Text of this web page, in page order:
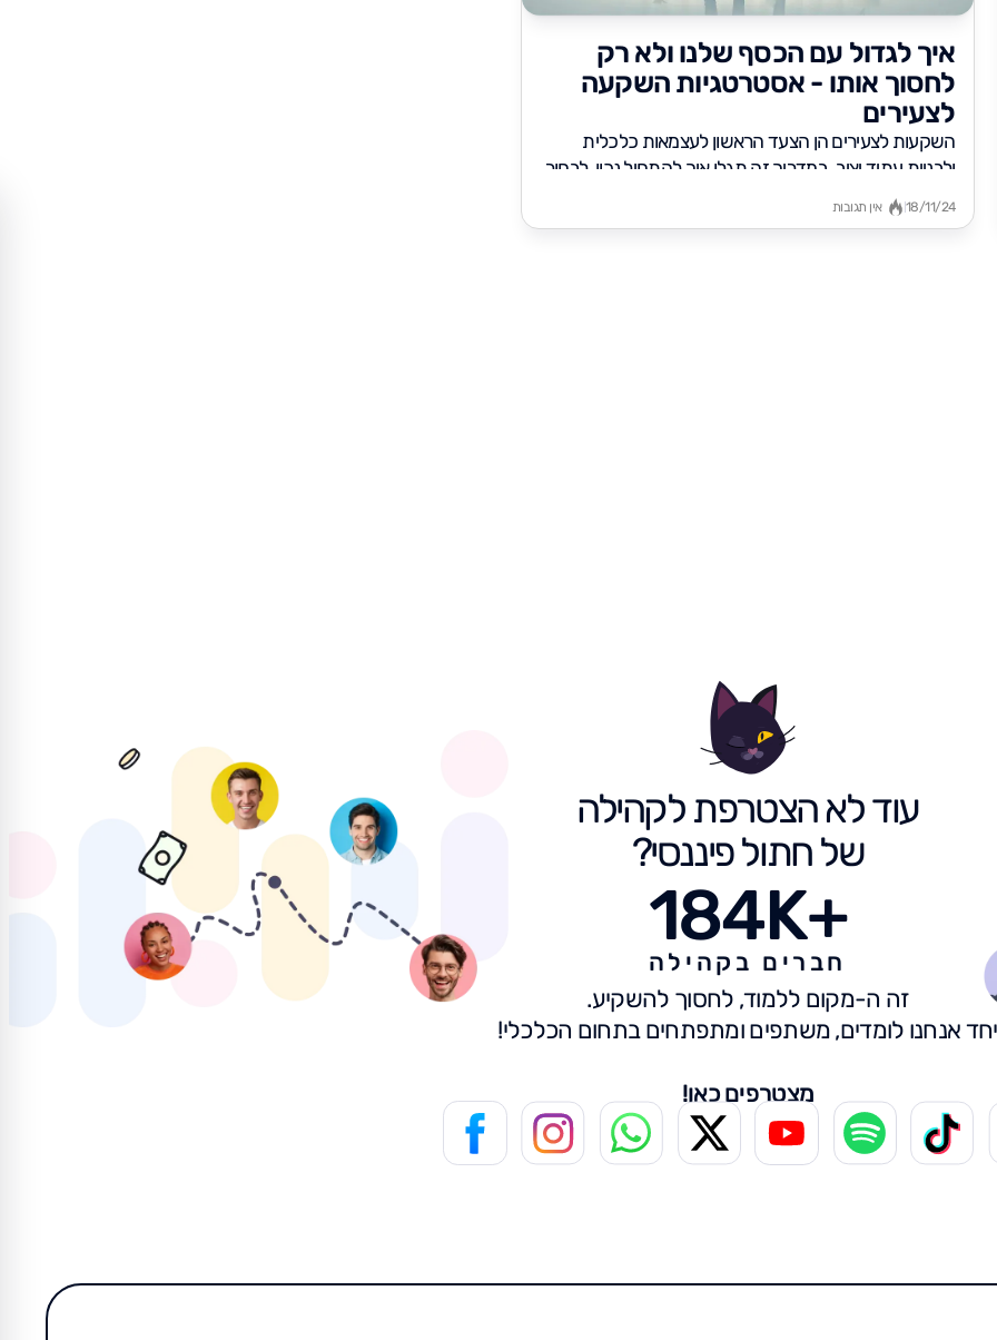
איך לגדול עם הכסף שלנו ולא רק
לחסוך אותו - אסטרטגיות השקעה
לצעירים
השקעות לצעירים הן הצעד הראשון לעצמאות כלכלית
ולבניית עתיד יציב. במדריך זה תגלו איך להתחיל נכון, לבחור
אפיקי השקעה ולמקסם...
18/11/24 אין תגובות
עוד לא הצטרפת לקהילה
של חתול פיננסי?
184K+
חברים בקהילה
זה ה-מקום ללמוד, לחסוך להשקיע.
יחד אנחנו לומדים, משתפים ומתפתחים בתחום הכלכלי!
מצטרפים כאן!